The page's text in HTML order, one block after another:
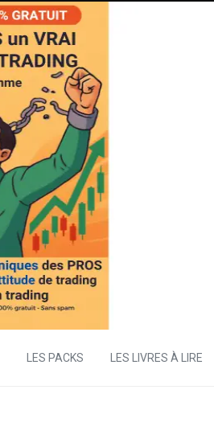
LES PACKS LES LIVRES À LIRE